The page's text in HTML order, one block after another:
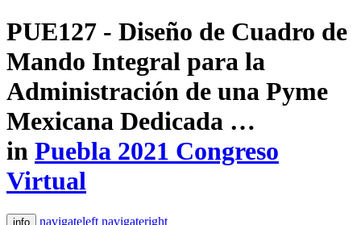
PUE127 - Diseño de Cuadro de
Mando Integral para la
Administración de una Pyme
Mexicana Dedicada …
in Puebla 2021 Congreso
Virtual
info navigateleft navigateright